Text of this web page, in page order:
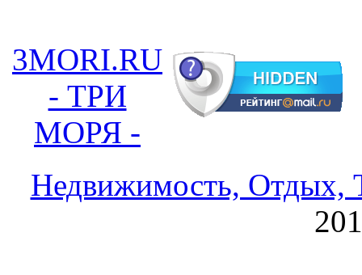
3MORI.RU
- ТРИ
МОРЯ -
Недвижимость, Отдых,